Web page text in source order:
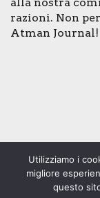
ra­zio­ni. Non
Atman Jour­nal!
© Copyright
Utilizziamo i
migliore
questo